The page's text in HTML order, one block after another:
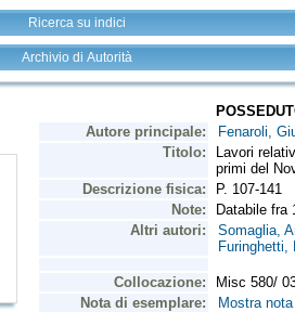
Ricerca su indici
Archivio di Autorità